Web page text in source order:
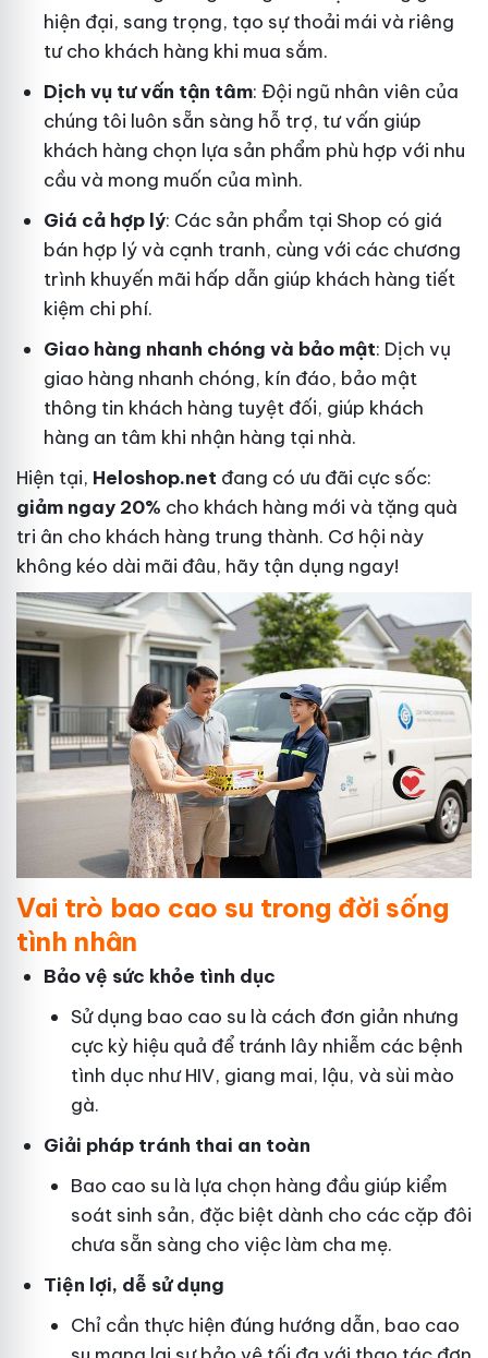
hiện đại, sang trọng, tạo sự thoải mái và riêng
tư cho khách hàng khi mua sắm.
Dịch vụ tư vấn tận tâm: Đội ngũ nhân viên của
chúng tôi luôn sẵn sàng hỗ trợ, tư vấn giúp
khách hàng chọn lựa sản phẩm phù hợp với nhu
cầu và mong muốn của mình.
Giá cả hợp lý: Các sản phẩm tại Shop có giá
bán hợp lý và cạnh tranh, cùng với các chương
trình khuyến mãi hấp dẫn giúp khách hàng tiết
kiệm chi phí.
Giao hàng nhanh chóng và bảo mật: Dịch vụ
giao hàng nhanh chóng, kín đáo, bảo mật
thông tin khách hàng tuyệt đối, giúp khách
hàng an tâm khi nhận hàng tại nhà.
Hiện tại, Heloshop.net đang có ưu đãi cực sốc:
giảm ngay 20% cho khách hàng mới và tặng quà
tri ân cho khách hàng trung thành. Cơ hội này
không kéo dài mãi đâu, hãy tận dụng ngay!
Vai trò bao cao su trong đời sống
tình nhân
Bảo vệ sức khỏe tình dục
Sử dụng bao cao su là cách đơn giản nhưng
cực kỳ hiệu quả để tránh lây nhiễm các bệnh
tình dục như HIV, giang mai, lậu, và sùi mào
gà.
Giải pháp tránh thai an toàn
Bao cao su là lựa chọn hàng đầu giúp kiểm
soát sinh sản, đặc biệt dành cho các cặp đôi
chưa sẵn sàng cho việc làm cha mẹ.
Tiện lợi, dễ sử dụng
Chỉ cần thực hiện đúng hướng dẫn, bao cao